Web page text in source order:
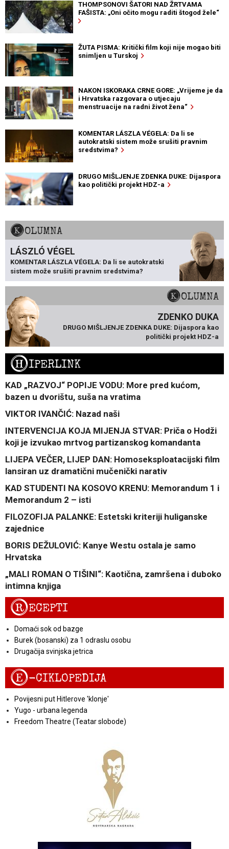
THOMPSONOVI ŠATORI NAD ŽRTVAMA
FAŠISTA: „Oni očito mogu raditi štogod žele“
ŽUTA PISMA: Kritički film koji nije mogao biti
snimljen u Turskoj
NAKON ISKORAKA CRNE GORE: „Vrijeme je da
i Hrvatska razgovara o utjecaju
menstruacije na radni život žena“
KOMENTAR LÁSZLA VÉGELA: Da li se
autokratski sistem može srušiti pravnim
sredstvima?
DRUGO MIŠLJENJE ZDENKA DUKE: Dijaspora
kao politički projekt HDZ-a
KOLUMNA
LÁSZLÓ VÉGEL
KOMENTAR LÁSZLA VÉGELA: Da li se autokratski
sistem može srušiti pravnim sredstvima?
KOLUMNA
ZDENKO DUKA
DRUGO MIŠLJENJE ZDENKA DUKE: Dijaspora kao
politički projekt HDZ-a
HIPERLINK
KAD „RAZVOJ“ POPIJE VODU: More pred kućom,
bazen u dvorištu, suša na vratima
VIKTOR IVANČIĆ: Nazad naši
INTERVENCIJA KOJA MIJENJA STVAR: Priča o Hodži
koji je izvukao mrtvog partizanskog komandanta
LIJEPA VEČER, LIJEP DAN: Homoseksploatacijski film
lansiran uz dramatični mučenički narativ
KAD STUDENTI NA KOSOVO KRENU: Memorandum 1 i
Memorandum 2 – isti
FILOZOFIJA PALANKE: Estetski kriteriji huliganske
zajednice
BORIS DEŽULOVIĆ: Kanye Westu ostala je samo
Hrvatska
„MALI ROMAN O TIŠINI“: Kaotična, zamršena i duboko
intimna knjiga
RECEPTI
Domaći sok od bazge
Burek (bosanski) za 1 odraslu osobu
Drugačija svinjska jetrica
E-CIKLOPEDIJA
Povijesni put Hitlerove 'klonje'
Yugo - urbana legenda
Freedom Theatre (Teatar slobode)